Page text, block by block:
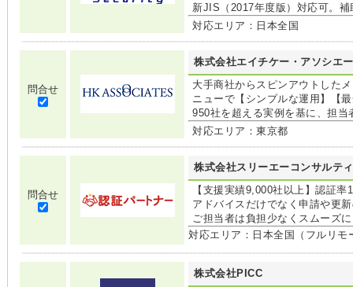
新JIS（2017年度版）対応可。
対応エリア：日本全国
問合せ
株式会社エイチケー・アソシエ
大手商社からスピンアウトした
ニューで【シンプルな運用】【
950社を超える実例を基に、担
対応エリア：東京都
問合せ
株式会社スリーエーコンサルテ
【支援実績9,000社以上】認証
アドバイスだけでなく申請や更
ご担当者は負担少なくスムーズ
対応エリア：日本全国（フルリモ
株式会社PICC